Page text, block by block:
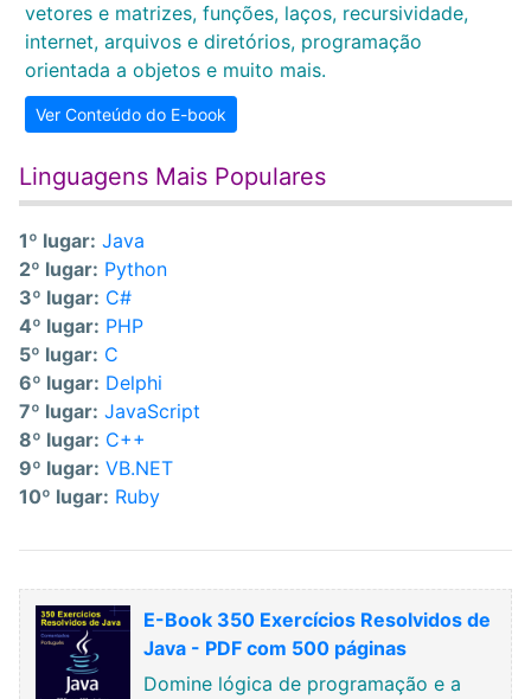
vetores e matrizes, funções, laços, recursividade,
internet, arquivos e diretórios, programação
orientada a objetos e muito mais.
Ver Conteúdo do E-book
Linguagens Mais Populares
1º lugar: Java
2º lugar: Python
3º lugar: C#
4º lugar: PHP
5º lugar: C
6º lugar: Delphi
7º lugar: JavaScript
8º lugar: C++
9º lugar: VB.NET
10º lugar: Ruby
E-Book 350 Exercícios Resolvidos de
Java - PDF com 500 páginas
Domine lógica de programação e a